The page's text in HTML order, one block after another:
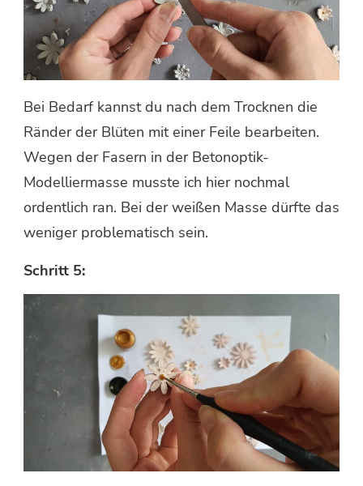
Bei Bedarf kannst du nach dem Trocknen die
Ränder der Blüten mit einer Feile bearbeiten.
Wegen der Fasern in der Betonoptik-
Modelliermasse musste ich hier nochmal
ordentlich ran. Bei der weißen Masse dürfte das
weniger problematisch sein.
Schritt 5: